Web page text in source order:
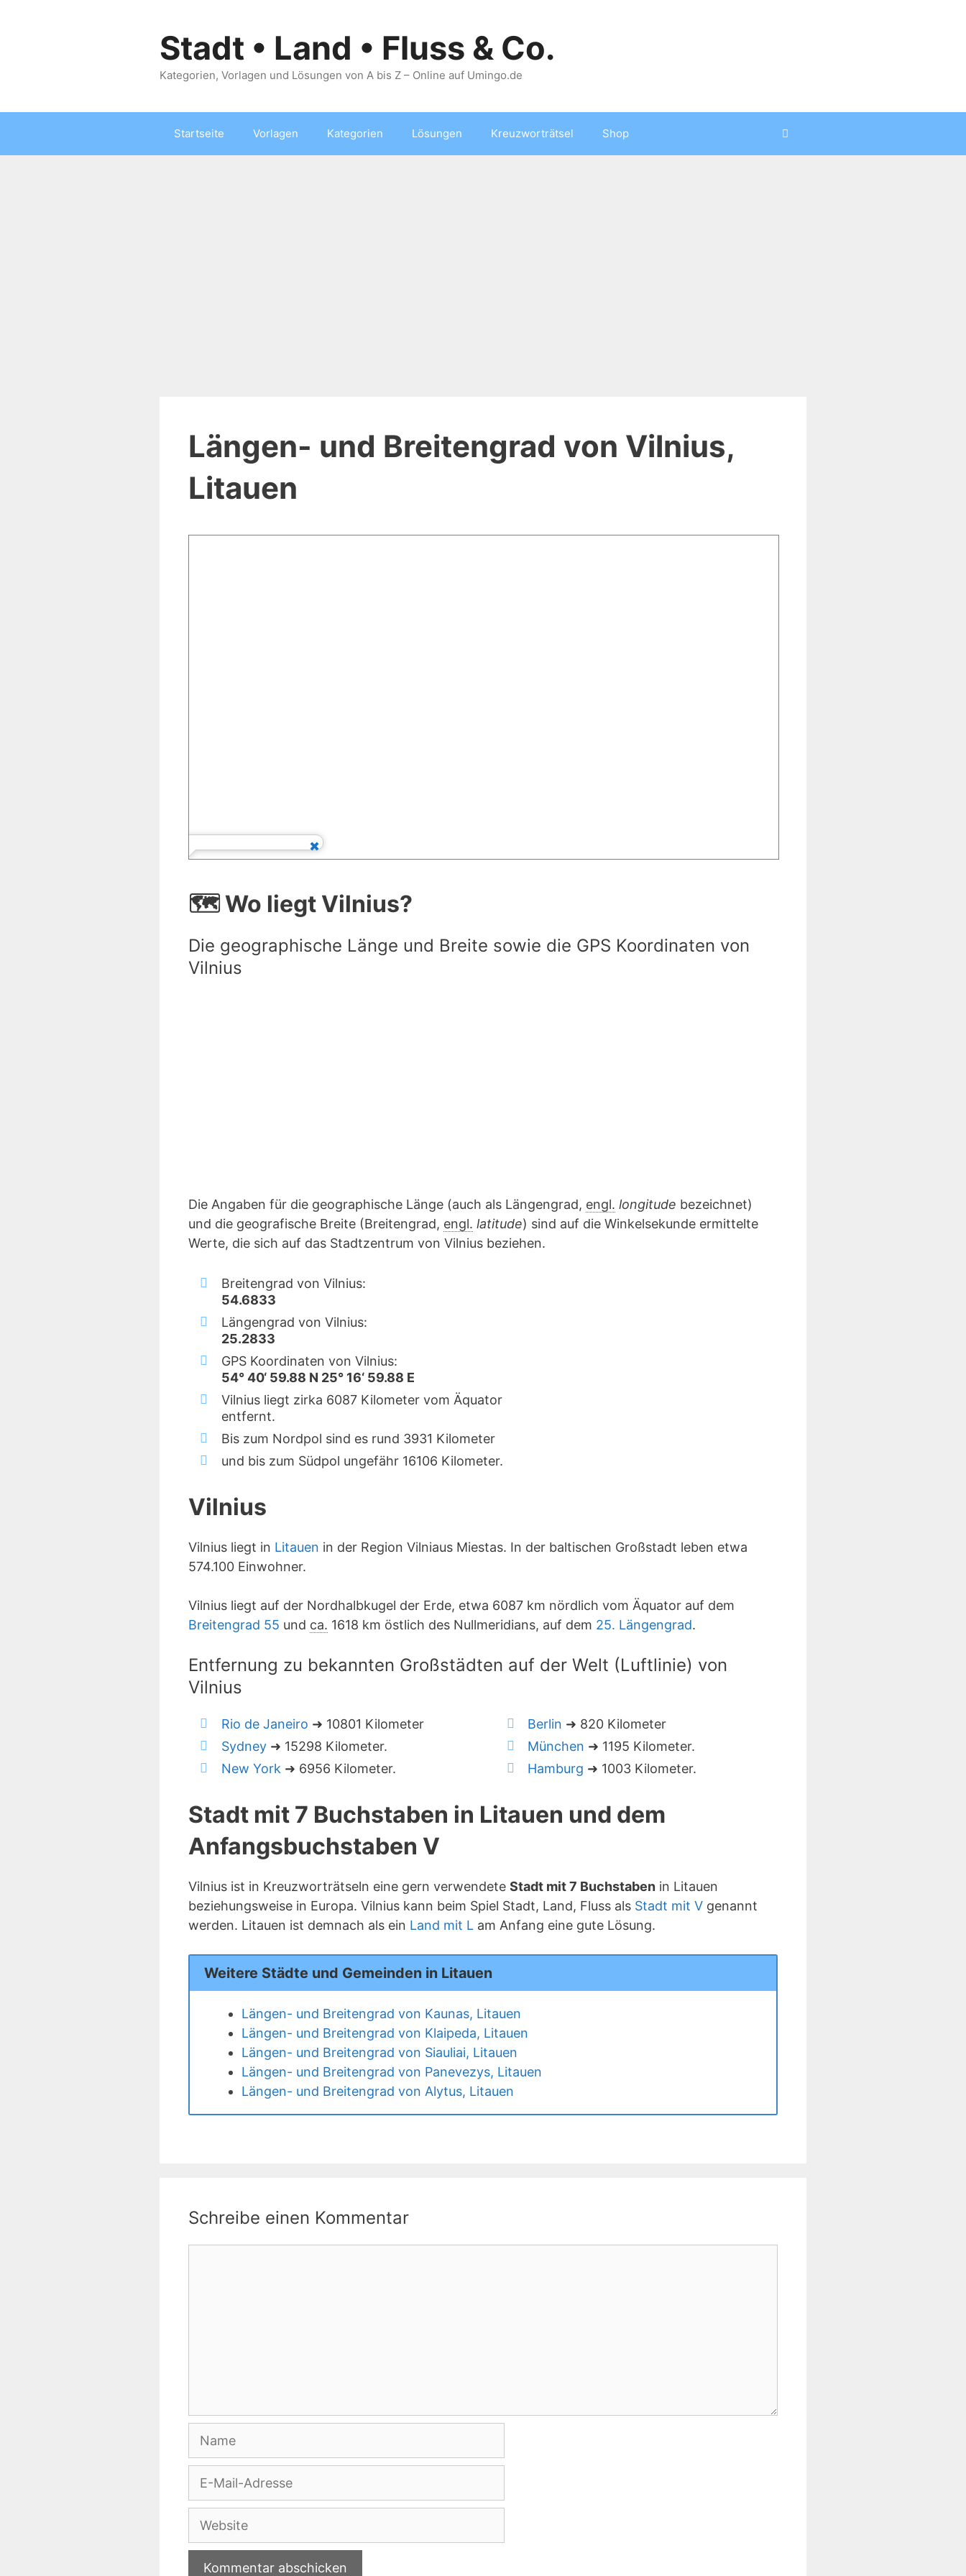
Stadt • Land • Fluss & Co.
Kategorien, Vorlagen und Lösungen von A bis Z – Online auf Umingo.de
Startseite Vorlagen Kategorien Lösungen Kreuzworträtsel Shop
Längen- und Breitengrad von Vilnius,
Litauen
🗺️ Wo liegt Vilnius?
Die geographische Länge und Breite sowie die GPS Koordinaten von
Vilnius
Die Angaben für die geographische Länge (auch als Längengrad, engl. longitude bezeichnet)
und die geografische Breite (Breitengrad, engl. latitude) sind auf die Winkelsekunde ermittelte
Werte, die sich auf das Stadtzentrum von Vilnius beziehen.
Breitengrad von Vilnius:
54.6833
Längengrad von Vilnius:
25.2833
GPS Koordinaten von Vilnius:
54° 40‘ 59.88 N 25° 16‘ 59.88 E
Vilnius liegt zirka 6087 Kilometer vom Äquator
entfernt.
Bis zum Nordpol sind es rund 3931 Kilometer
und bis zum Südpol ungefähr 16106 Kilometer.
Vilnius
Vilnius liegt in Litauen in der Region Vilniaus Miestas. In der baltischen Großstadt leben etwa
574.100 Einwohner.
Vilnius liegt auf der Nordhalbkugel der Erde, etwa 6087 km nördlich vom Äquator auf dem
Breitengrad 55 und ca. 1618 km östlich des Nullmeridians, auf dem 25. Längengrad.
Entfernung zu bekannten Großstädten auf der Welt (Luftlinie) von
Vilnius
Rio de Janeiro ➜ 10801 Kilometer
Sydney ➜ 15298 Kilometer.
New York ➜ 6956 Kilometer.
Berlin ➜ 820 Kilometer
München ➜ 1195 Kilometer.
Hamburg ➜ 1003 Kilometer.
Stadt mit 7 Buchstaben in Litauen und dem
Anfangsbuchstaben V
Vilnius ist in Kreuzworträtseln eine gern verwendete Stadt mit 7 Buchstaben in Litauen
beziehungsweise in Europa. Vilnius kann beim Spiel Stadt, Land, Fluss als Stadt mit V genannt
werden. Litauen ist demnach als ein Land mit L am Anfang eine gute Lösung.
Weitere Städte und Gemeinden in Litauen
Längen- und Breitengrad von Kaunas, Litauen
Längen- und Breitengrad von Klaipeda, Litauen
Längen- und Breitengrad von Siauliai, Litauen
Längen- und Breitengrad von Panevezys, Litauen
Längen- und Breitengrad von Alytus, Litauen
Schreibe einen Kommentar
Adresse
Website